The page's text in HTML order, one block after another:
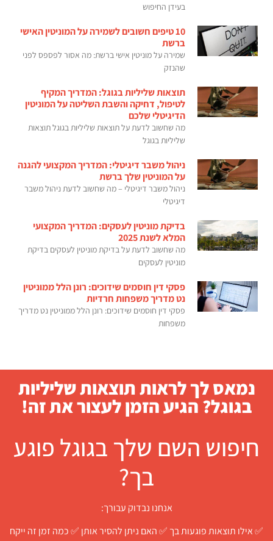
בעידן החיפוש
10 טיפים חשובים לשמירה על המוניטין האישי
ברשת
שמירה על מוניטין אישי ברשת: מה אסור לפספס לפני
שהנזק
תוצאות שליליות בגוגל: המדריך המקיף
לטיפול, דחיקה והשבת השליטה על המוניטין
הדיגיטלי שלכם
מה שחשוב לדעת על תוצאות שליליות בגוגל תוצאות
שליליות בגוגל
ניהול משבר דיגיטלי: המדריך המקצועי להגנה
על המוניטין שלך ברשת
ניהול משבר דיגיטלי – מה שחשוב לדעת ניהול משבר
דיגיטלי
בדיקת מוניטין לעסקים: המדריך המקצועי
המלא לשנת 2025
מה שחשוב לדעת על בדיקת מוניטין לעסקים בדיקת
מוניטין לעסקים
פסקי דין חוסמים שידוכים: רונן הלל ממוניטין
נט מדריך משפחות חרדיות
פסקי דין חוסמים שידוכים: רונן הלל ממוניטין נט מדריך
משפחות
נמאס לך לראות תוצאות שליליות
בגוגל? הגיע הזמן לעצור את זה!
חיפוש השם שלך בגוגל פוגע
בך?
אנחנו נבדוק עבורך:
✅ אילו תוצאות פוגעות בך ✅ האם ניתן להסיר אותן ✅ כמה זמן זה ייקח